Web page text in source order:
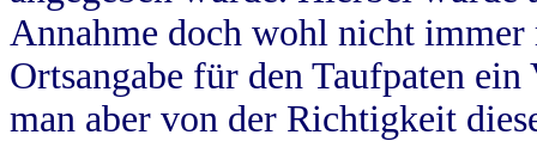
Annahme doch wohl nicht
Ortsangabe für den Taufpaten
man aber von der Richtigkeit